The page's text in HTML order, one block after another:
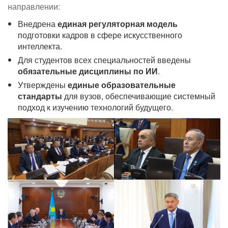
направлении:
Внедренаединая регуляторная модель
подготовки кадров в сфере искусственного
интеллекта.
Для студентов всех специальностей введены
обязательные дисциплины по ИИ.
Утверждены единые образовательные
стандарты для вузов, обеспечивающие системный
подход к изучению технологий будущего.